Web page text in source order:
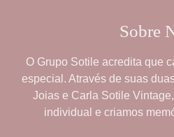
Sobre
O Grupo Sotile acredita que
especial. Através de suas
Joias e Carla Sotile Vintage
individual e criamos